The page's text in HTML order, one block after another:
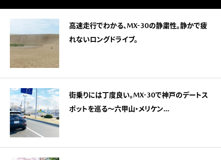
高速走行でわかる、MX-30の静粛性。静かで疲
れないロングドライブ。
街乗りには丁度良い。MX-30で神戸のデートス
ポットを巡る～六甲山・メリケン...